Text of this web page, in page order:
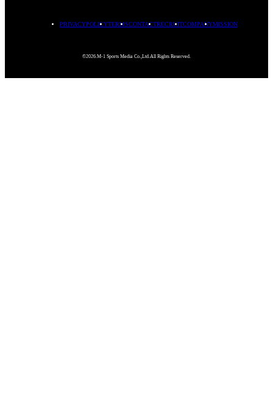
PRIVACYPOLICYTERMSCONTACTRECRUITCOMPANYMISSION
©2026.M-1 Sports Media Co.,Ltd.All Rights Reserved.